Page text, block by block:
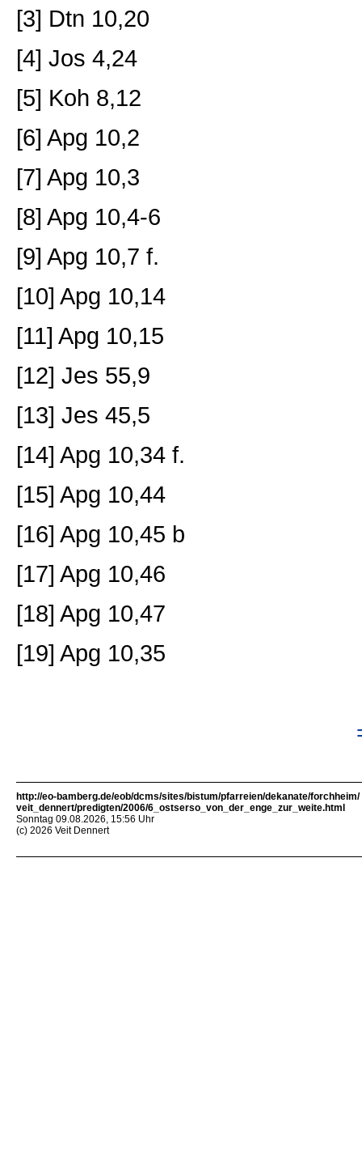
[3] Dtn 10,20
[4] Jos 4,24
[5] Koh 8,12
[6] Apg 10,2
[7] Apg 10,3
[8] Apg 10,4-6
[9] Apg 10,7 f.
[10] Apg 10,14
[11] Apg 10,15
[12] Jes 55,9
[13] Jes 45,5
[14] Apg 10,34 f.
[15] Apg 10,44
[16] Apg 10,45 b
[17] Apg 10,46
[18] Apg 10,47
[19] Apg 10,35
http://eo-bamberg.de/eob/dcms/sites/bistum/pfarreien/dekanate/forchheim/
veit_dennert/predigten/2006/6_ostserso_von_der_enge_zur_weite.html
Sonntag 09.08.2026, 15:56 Uhr
(c) 2026 Veit Dennert